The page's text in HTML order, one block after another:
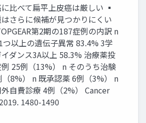
⽐べて扁平上⽪癌は厳しい ▪
さらに候補が⾒つかりにくい
第2期の187症例の内訳 n
つ以上の遺伝⼦異常 83.4% 3学
ダンス3A以上 58.3% 治療薬投
25例（13%） n そのうち治験
（8%） n 既承認薬 6例（3%） n
⾃費診療 4例（2%） Cancer
1480-1490